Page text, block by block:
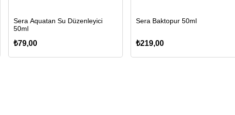
Sera Aquatan Su Düzenleyici
50ml
₺79,00
Sera Baktopur 50ml
₺219,00